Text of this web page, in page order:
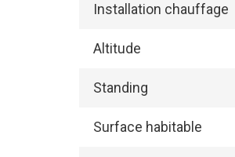
Installation chauffage
Altitude
Standing
Surface habitable